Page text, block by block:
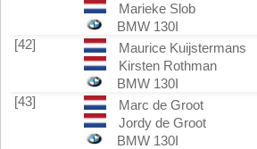
Marieke Slob
BMW 130I
[42]
Maurice Kuijstermans
Kirsten Rothman
BMW 130I
[43]
Marc de Groot
Jordy de Groot
BMW 130I